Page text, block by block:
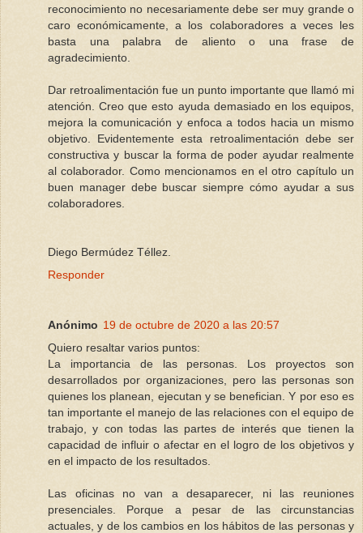
reconocimiento no necesariamente debe ser muy grande o
caro económicamente, a los colaboradores a veces les
basta una palabra de aliento o una frase de
agradecimiento.
Dar retroalimentación fue un punto importante que llamó mi
atención. Creo que esto ayuda demasiado en los equipos,
mejora la comunicación y enfoca a todos hacia un mismo
objetivo. Evidentemente esta retroalimentación debe ser
constructiva y buscar la forma de poder ayudar realmente
al colaborador. Como mencionamos en el otro capítulo un
buen manager debe buscar siempre cómo ayudar a sus
colaboradores.
Diego Bermúdez Téllez.
Responder
Anónimo 19 de octubre de 2020 a las 20:57
Quiero resaltar varios puntos:
La importancia de las personas. Los proyectos son
desarrollados por organizaciones, pero las personas son
quienes los planean, ejecutan y se benefician. Y por eso es
tan importante el manejo de las relaciones con el equipo de
trabajo, y con todas las partes de interés que tienen la
capacidad de influir o afectar en el logro de los objetivos y
en el impacto de los resultados.
Las oficinas no van a desaparecer, ni las reuniones
presenciales. Porque a pesar de las circunstancias
actuales, y de los cambios en los hábitos de las personas y